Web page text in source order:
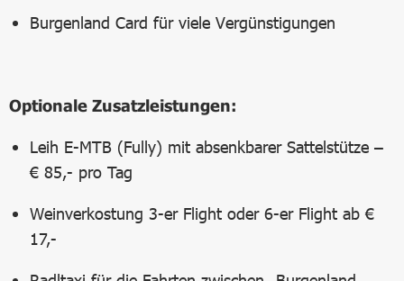
Burgenland Card für viele Vergünstigungen
Optionale Zusatzleistungen:
Leih E-MTB (Fully) mit absenkbarer Sattelstütze –
€ 85,- pro Tag
Weinverkostung 3-er Flight oder 6-er Flight ab €
17,-